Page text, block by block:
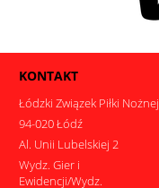
KONTAKT
Łódzki Związek Piłki Nożnej
94-020 Łódź
Al. Unii Lubelskiej 2
Wydz. Gier i
Ewidencji/Wydz.